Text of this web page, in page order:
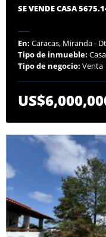
SE VENDE CASA
En: Caracas, Miranda -
Tipo de inmueble: Casa
Tipo de negocio: Venta